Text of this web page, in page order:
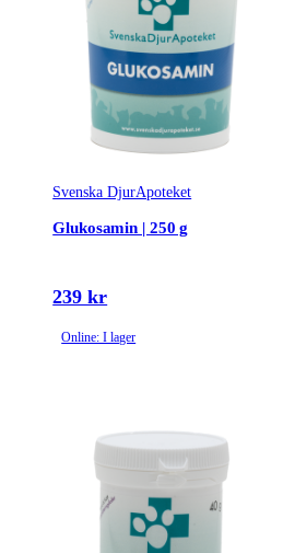
Svenska DjurApoteket
Glukosamin | 250 g
239 kr
Online: I lager